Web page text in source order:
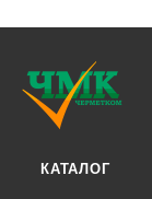
КАТАЛОГ